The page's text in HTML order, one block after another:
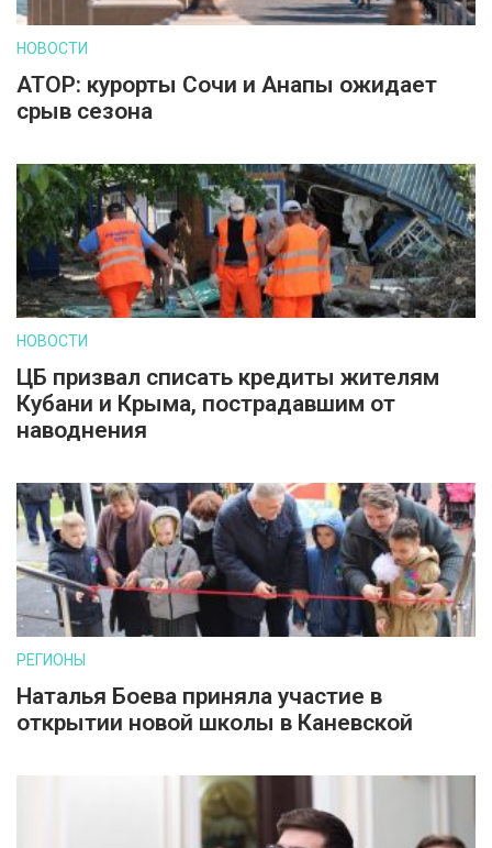
НОВОСТИ
АТОР: курорты Сочи и Анапы ожидает
срыв сезона
НОВОСТИ
ЦБ призвал списать кредиты жителям
Кубани и Крыма, пострадавшим от
наводнения
РЕГИОНЫ
Наталья Боева приняла участие в
открытии новой школы в Каневской